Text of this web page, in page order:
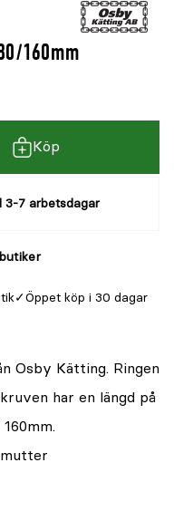
160mm
Köp
3-7 arbetsdagar
Öppet köp i 30 dagar
Osby Kätting. Ringen
har en längd på
mutter